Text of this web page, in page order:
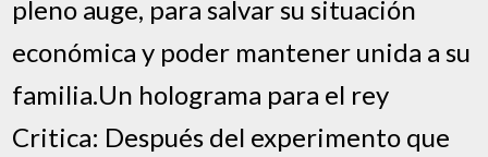
pleno auge, para salvar su situación
económica y poder mantener unida a su
familia.Un holograma para el rey
Critica: Después del experimento que